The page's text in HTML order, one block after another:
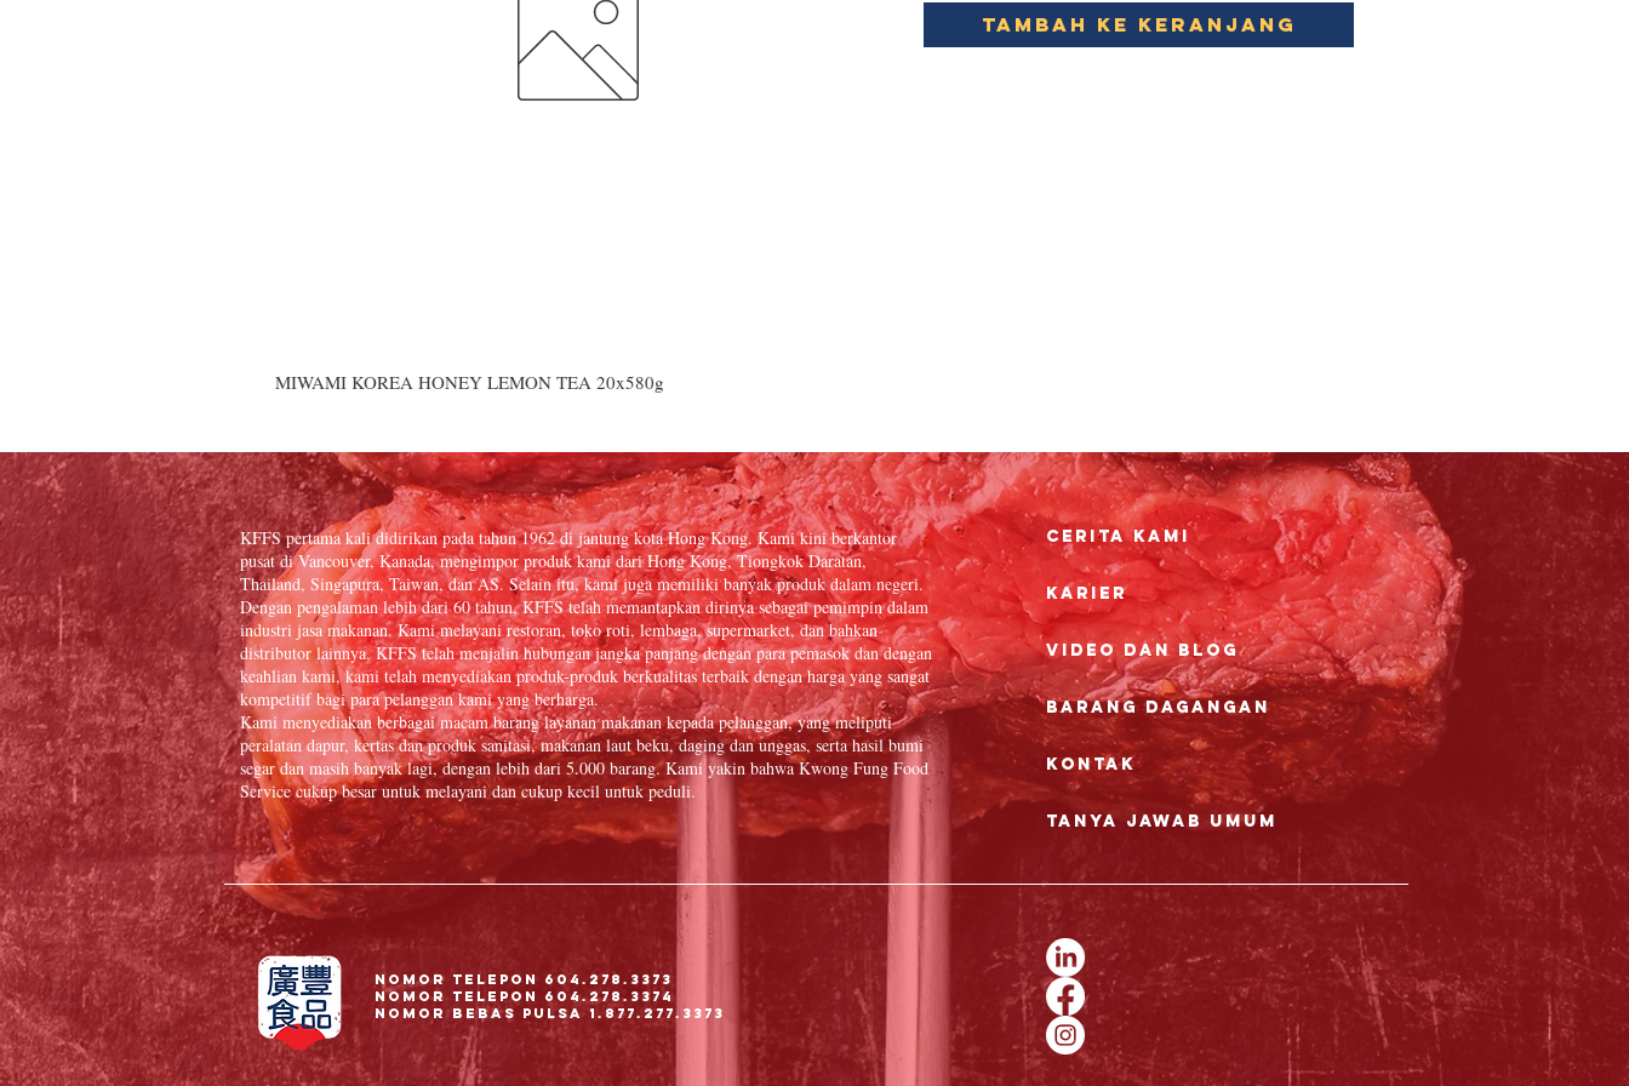
MIWAMI KOREA HONEY LEMON TEA 20x580g
Tambah ke Keranjang
KFFS pertama kali didirikan pada tahun 1962 di jantung kota Hong Kong. Kami kini berkantor
pusat di Vancouver, Kanada, mengimpor produk kami dari Hong Kong, Tiongkok Daratan,
Thailand, Singapura, Taiwan, dan AS. Selain itu, kami juga memiliki banyak produk dalam negeri.
Dengan pengalaman lebih dari 60 tahun, KFFS telah memantapkan dirinya sebagai pemimpin dalam
industri jasa makanan. Kami melayani restoran, toko roti, lembaga, supermarket, dan bahkan
distributor lainnya. KFFS telah menjalin hubungan jangka panjang dengan para pemasok dan dengan
keahlian kami, kami telah menyediakan produk-produk berkualitas terbaik dengan harga yang sangat
kompetitif bagi para pelanggan kami yang berharga.
Kami menyediakan berbagai macam barang layanan makanan kepada pelanggan, yang meliputi
peralatan dapur, kertas dan produk sanitasi, makanan laut beku, daging dan unggas, serta hasil bumi
segar dan masih banyak lagi, dengan lebih dari 5.000 barang. Kami yakin bahwa Kwong Fung Food
Service cukup besar untuk melayani dan cukup kecil untuk peduli.
Cerita Kami
Karier
Video dan Blog
Barang dagangan
Kontak
Tanya Jawab Umum
Nomor Telepon 604.278.3373
Nomor telepon 604.278.3374
Nomor Bebas Pulsa 1.877.277.3373